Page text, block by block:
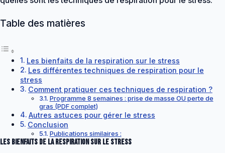
Table des matières
Les bienfaits de la respiration sur le stress
Les différentes techniques de respiration pour le
stress
Comment pratiquer ces techniques de respiration ?
Programme 8 semaines : prise de masse OU perte de
gras (PDF complet)
Autres astuces pour gérer le stress
Conclusion
Publications similaires :
Les bienfaits de la respiration sur le stress